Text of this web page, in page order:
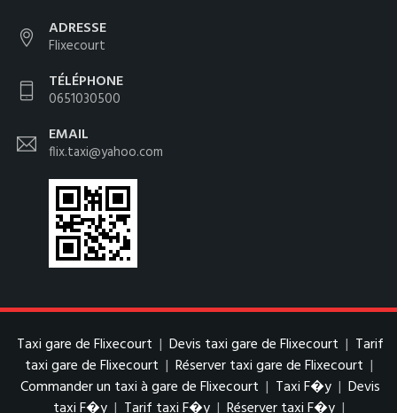
ADRESSE
Flixecourt
TÉLÉPHONE
0651030500
EMAIL
flix.taxi@yahoo.com
Taxi gare de Flixecourt | Devis taxi gare de Flixecourt | Tarif
taxi gare de Flixecourt | Réserver taxi gare de Flixecourt |
Commander un taxi à gare de Flixecourt | Taxi F�y | Devis